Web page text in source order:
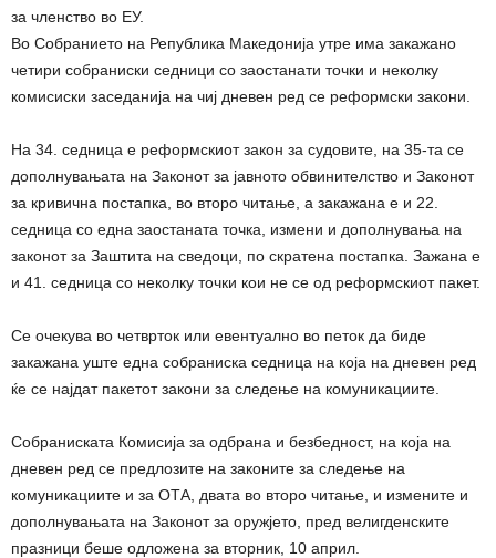
за членство во ЕУ.
Во Собранието на Република Македонија утре има закажано
четири собраниски седници со заостанати точки и неколку
комисиски заседанија на чиј дневен ред се реформски закони.
На 34. седница е реформскиот закон за судовите, на 35-та се
дополнувањата на Законот за јавното обвинителство и Законот
за кривична постапка, во второ читање, а закажана е и 22.
седница со една заостаната точка, измени и дополнувања на
законот за Заштита на сведоци, по скратена постапка. Зажана е
и 41. седница со неколку точки кои не се од реформскиот пакет.
Се очекува во четврток или евентуално во петок да биде
закажана уште една собраниска седница на која на дневен ред
ќе се најдат пакетот закони за следење на комуникациите.
Собраниската Комисија за одбрана и безбедност, на која на
дневен ред се предлозите на законите за следење на
комуникациите и за ОТА, двата во второ читање, и измените и
дополнувањата на Законот за оружјето, пред велигденските
празници беше одложена за вторник, 10 април.